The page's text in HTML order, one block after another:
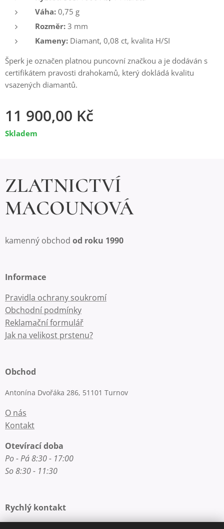
Váha: 0,75 g
Rozměr: 3 mm
Kameny: Diamant, 0,08 ct, kvalita H/SI
Šperk je označen platnou puncovní značkou a je dodáván s
certifikátem pravosti drahokamů, který dokládá kvalitu
vsazených diamantů.
11 900,00 Kč
Skladem
ZLATNICTVÍ
MACOUNOVÁ
kamenný obchod od roku 1990
Informace
Pravidla ochrany soukromí
Obchodní podmínky
Reklamační formulář
Jak na velikost prstenu?
Obchod
Antonína Dvořáka 286, 51101 Turnov
O nás
Kontakt
Otevírací doba
Po - Pá 8:30 - 17:00
So 8:30 - 11:30
Rychlý kontakt